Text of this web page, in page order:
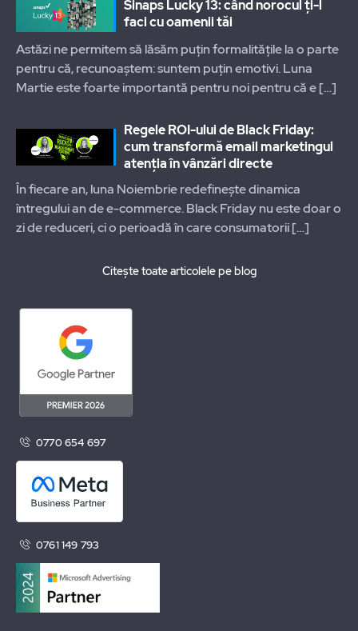
Sinaps Lucky 13: când norocul ți-l
faci cu oamenii tăi
Astăzi ne permitem să lăsăm puțin formalitățile la o parte
pentru că, recunoaștem: suntem puțin emotivi. Luna
Martie este foarte importantă pentru noi pentru că e[…]
Regele ROI-ului de Black Friday:
cum transformă email marketingul
atenția în vânzări directe
În fiecare an, luna Noiembrie redefinește dinamica
întregului an de e-commerce. Black Friday nu este doar o
zi de reduceri, ci o perioadă în care consumatorii[…]
Citește toate articolele pe blog
0770 654 697
0761 149 793